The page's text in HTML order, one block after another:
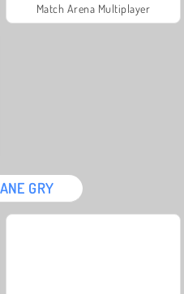
Match Arena Multiplayer
GRY